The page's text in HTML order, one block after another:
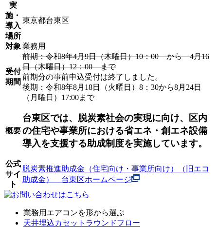
実
施・
導入
場所
東京都台東区
対象 業務用
受付
期間
前期：令和8年4月9日（木曜日）10：00 から 4月16
日（木曜日）12：00 まで
前期分の事前申込受付は終了しました。
後期：令和8年8月18日（火曜日）8：30から8月24日
（月曜日）17:00まで
概要
台東区では、脱炭素社会の実現に向け、区内
の住宅や事業所における省エネ・創エネ設備
導入を支援する助成制度を実施しています。
公式
サイ
ト
脱炭素推進助成金（住宅向け・事業所向け）（旧エコ
助成金） 台東区ホームページ
業務用エアコンを形から選ぶ
天井埋込カセットラウンドフロー